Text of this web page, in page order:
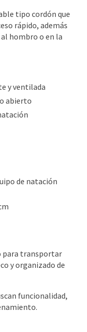
tipo cordón que
rápido, además
hombro o en la
y ventilada
abierto
de natación
para transportar
y organizado de
funcionalidad,